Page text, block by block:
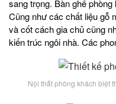
sang trọng. Bàn ghế
Cũng như các chất liệu gỗ
và cốt cách gia chủ cũng
kiến trúc ngôi nhà. Các
Nội thất phòng khách biệt